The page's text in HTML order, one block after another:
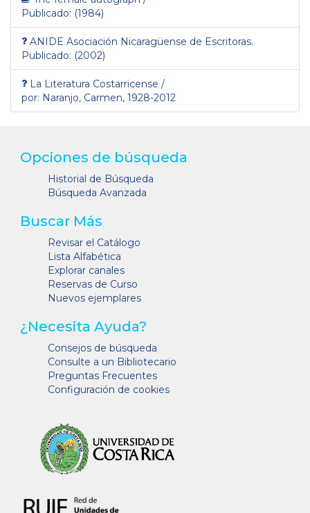
Publicado: (1984)
ANIDE Asociación Nicaragüense de Escritoras.
Publicado: (2002)
La Literatura Costarricense /
por: Naranjo, Carmen, 1928-2012
Opciones de búsqueda
Historial de Búsqueda
Búsqueda Avanzada
Buscar Más
Revisar el Catálogo
Lista Alfabética
Explorar canales
Reservas de Curso
Nuevos ejemplares
¿Necesita Ayuda?
Consejos de búsqueda
Consulte a un Bibliotecario
Preguntas Frecuentes
Configuración de cookies